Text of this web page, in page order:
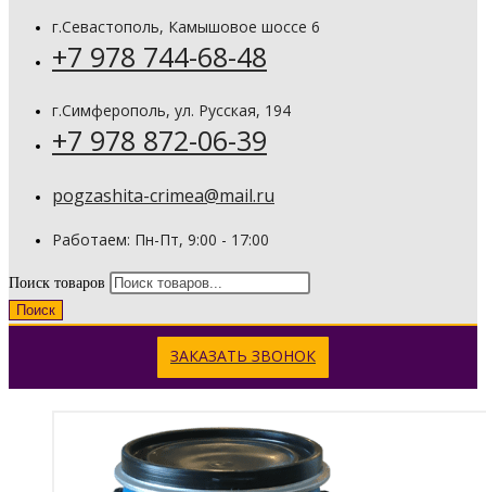
г.Севастополь, Камышовое шоссе 6
+7 978 744-68-48
г.Симферополь, ул. Русская, 194
+7 978 872-06-39
pogzashita-crimea@mail.ru
Работаем: Пн-Пт, 9:00 - 17:00
Поиск товаров
Поиск
ЗАКАЗАТЬ ЗВОНОК